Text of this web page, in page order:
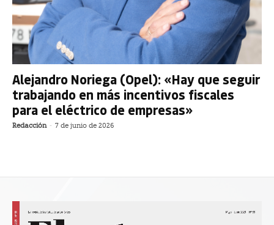
Alejandro Noriega (Opel): «Hay que seguir
trabajando en más incentivos fiscales
para el eléctrico de empresas»
Redacción - 7 de junio de 2026